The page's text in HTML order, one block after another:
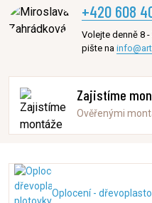
+420 608
Volejte denně 8
pište na
Zajistíme
Ověřenými
Oplocení -